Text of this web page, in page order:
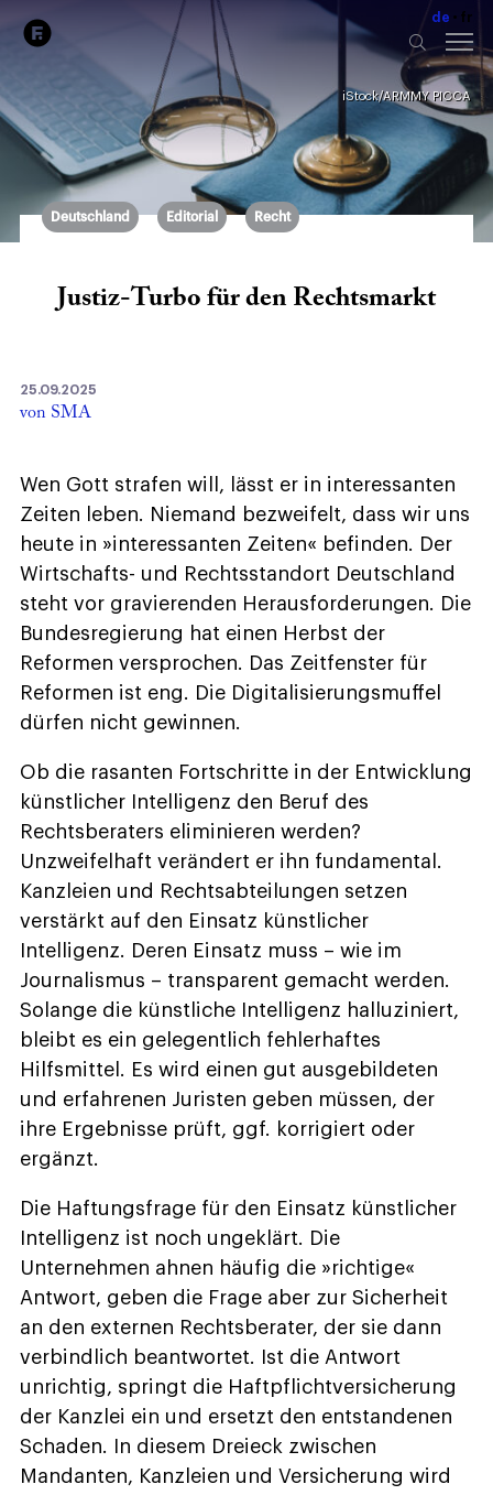
de fr
iStock/ARMMY PICCA
Deutschland Editorial Recht
Justiz-Turbo für den Rechtsmarkt
25.09.2025
von SMA
Wen Gott strafen will, lässt er in interessanten
Zeiten leben. Niemand bezweifelt, dass wir uns
heute in »interessanten Zeiten« befinden. Der
Wirtschafts- und Rechtsstandort Deutschland
steht vor gravierenden Herausforderungen. Die
Bundesregierung hat einen Herbst der
Reformen versprochen. Das Zeitfenster für
Reformen ist eng. Die Digitalisierungsmuffel
dürfen nicht gewinnen.
Ob die rasanten Fortschritte in der Entwicklung
künstlicher Intelligenz den Beruf des
Rechtsberaters eliminieren werden?
Unzweifelhaft verändert er ihn fundamental.
Kanzleien und Rechtsabteilungen setzen
verstärkt auf den Einsatz künstlicher
Intelligenz. Deren Einsatz muss – wie im
Journalismus – transparent gemacht werden.
Solange die künstliche Intelligenz halluziniert,
bleibt es ein gelegentlich fehlerhaftes
Hilfsmittel. Es wird einen gut ausgebildeten
und erfahrenen Juristen geben müssen, der
ihre Ergebnisse prüft, ggf. korrigiert oder
ergänzt.
Die Haftungsfrage für den Einsatz künstlicher
Intelligenz ist noch ungeklärt. Die
Unternehmen ahnen häufig die »richtige«
Antwort, geben die Frage aber zur Sicherheit
an den externen Rechtsberater, der sie dann
verbindlich beantwortet. Ist die Antwort
unrichtig, springt die Haftpflichtversicherung
der Kanzlei ein und ersetzt den entstandenen
Schaden. In diesem Dreieck zwischen
Mandanten, Kanzleien und Versicherung wird